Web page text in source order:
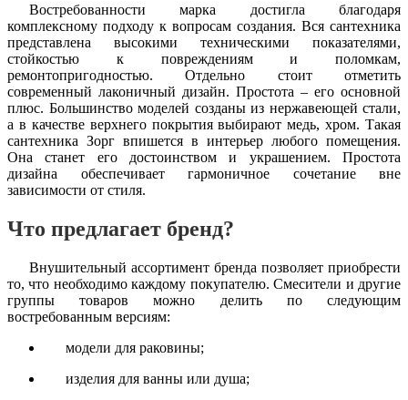
Востребованности марка достигла благодаря
комплексному подходу к вопросам создания. Вся сантехника
представлена высокими техническими показателями,
стойкостью к повреждениям и поломкам,
ремонтопригодностью. Отдельно стоит отметить
современный лаконичный дизайн. Простота – его основной
плюс. Большинство моделей созданы из нержавеющей стали,
а в качестве верхнего покрытия выбирают медь, хром. Такая
сантехника Зорг впишется в интерьер любого помещения.
Она станет его достоинством и украшением. Простота
дизайна обеспечивает гармоничное сочетание вне
зависимости от стиля.
Что предлагает бренд?
Внушительный ассортимент бренда позволяет приобрести
то, что необходимо каждому покупателю. Смесители и другие
группы товаров можно делить по следующим
востребованным версиям:
модели для раковины;
изделия для ванны или душа;